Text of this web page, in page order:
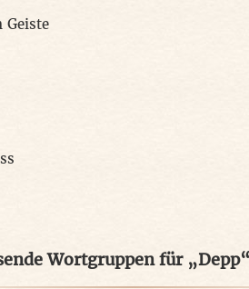
Geiste
Wortgruppen für